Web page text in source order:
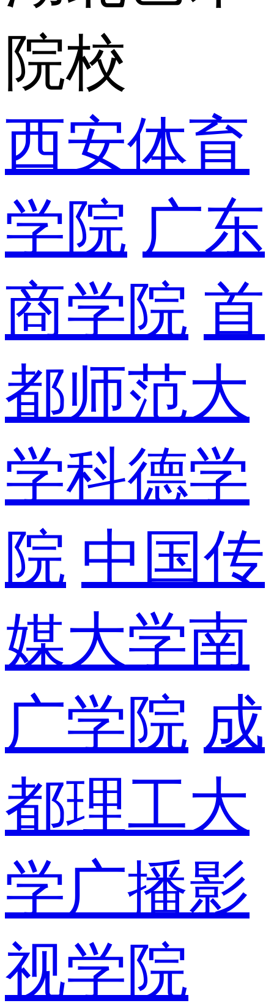
院校
西安体育
学院 广东
商学院 首
都师范大
学科德学
院 中国传
媒大学南
广学院 成
都理工大
学广播影
视学院